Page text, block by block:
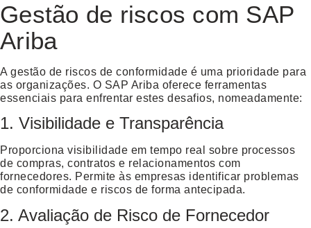
Gestão de riscos com SAP
Ariba
A gestão de riscos de conformidade é uma prioridade para
as organizações. O SAP Ariba oferece ferramentas
essenciais para enfrentar estes desafios, nomeadamente:
1. Visibilidade e Transparência
Proporciona visibilidade em tempo real sobre processos
de compras, contratos e relacionamentos com
fornecedores. Permite às empresas identificar problemas
de conformidade e riscos de forma antecipada.
2. Avaliação de Risco de Fornecedor